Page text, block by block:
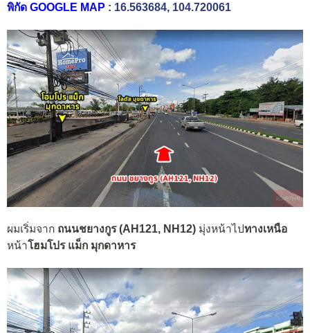
พิกัด GOOGLE MAP : 16.563684, 104.720061
ผมเริ่มจาก ถนนชยางกูร (AH121, NH12) มุ่งหน้าไปทางเหนือ
หน้าโฮมโปร แม็ก มุกดาหาร